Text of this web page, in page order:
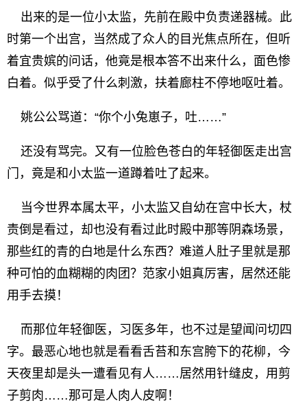
出来的是一位小太监，先前在殿中负责递器械。此
时第一个出宫，当然成了众人的目光焦点所在，但听
着宜贵嫔的问话，他竟是根本答不出来什么，面色惨
白着。似乎受了什么刺激，扶着廊柱不停地呕吐着。
姚公公骂道：“你个小兔崽子，吐……”
还没有骂完。又有一位脸色苍白的年轻御医走出宫
门，竟是和小太监一道蹲着吐了起来。
当今世界本属太平，小太监又自幼在宫中长大，杖
责倒是看过，却也没有看过此时殿中那等阴森场景，
那些红的青的白地是什么东西？难道人肚子里就是那
种可怕的血糊糊的肉团？范家小姐真厉害，居然还能
用手去摸！
而那位年轻御医，习医多年，也不过是望闻问切四
字。最恶心地也就是看看舌苔和东宫胯下的花柳，今
天夜里却是头一遭看见有人……居然用针缝皮，用剪
子剪肉……那可是人肉人皮啊！